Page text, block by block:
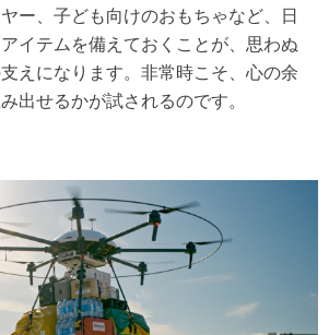
ー、子ども向けのおもちゃなど、日
イテムを備えておくことが、思わぬ
えになります。非常時こそ、心の余
出せるかが試されるのです。